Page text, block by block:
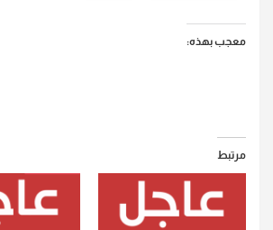
معجب بهذه:
مرتبط